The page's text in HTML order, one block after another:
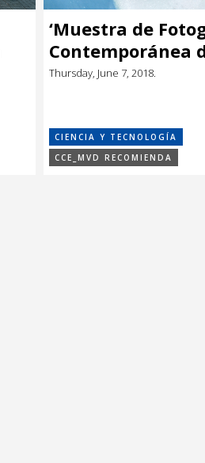
‘Muestra de
Contemporánea
Uruguay’ en Casa
Thursday, June 7, 2018.
CIENCIA Y TECNOLOGÍA
CCE_MVD RECOMIENDA